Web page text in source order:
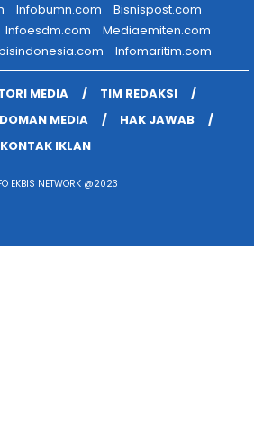
Infobumn.com
Bisnispost.com
Infoesdm.com
Mediaemiten.com
Infomaritim.com
MEDIA
TIM REDAKSI
MEDIA
HAK JAWAB
KONTAK IKLAN
EKBIS NETWORK @2023